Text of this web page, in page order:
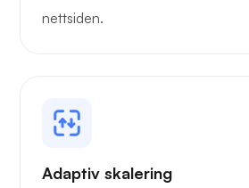
nettsiden.
Adaptiv skalering